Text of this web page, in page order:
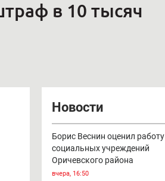
в 10 тысяч
Новости
Борис Веснин оценил работу
социальных учреждений
Оричевского района
вчера, 16:50